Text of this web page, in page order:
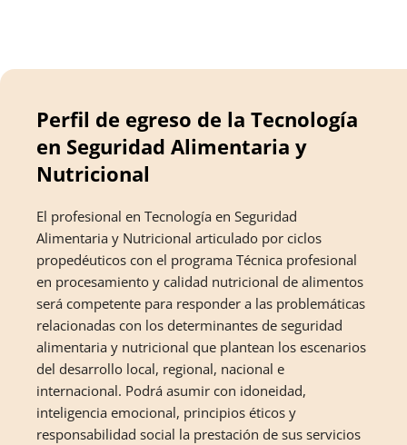
Perfil de egreso de la Tecnología
en Seguridad Alimentaria y
Nutricional
El profesional en Tecnología en Seguridad
Alimentaria y Nutricional articulado por ciclos
propedéuticos con el programa Técnica profesional
en procesamiento y calidad nutricional de alimentos
será competente para responder a las problemáticas
relacionadas con los determinantes de seguridad
alimentaria y nutricional que plantean los escenarios
del desarrollo local, regional, nacional e
internacional. Podrá asumir con idoneidad,
inteligencia emocional, principios éticos y
responsabilidad social la prestación de sus servicios